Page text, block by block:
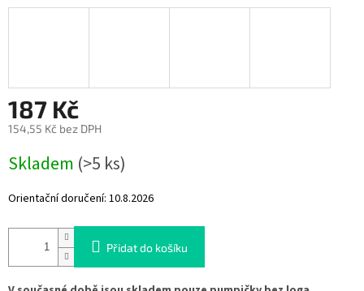
187 Kč
154,55 Kč bez DPH
cena:
Skladem (>5 ks)
Orientační doručení: 10.8.2026
Přidat do košíku